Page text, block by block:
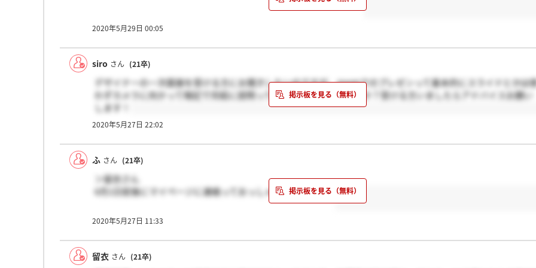
2020年5月29日 00:05
siro さん (21卒)
デザイナーの一次面接を受ける方にお聞きしたいのですが、zoomでのプレゼンって基本的にスライドとかは
わずカメラに向かって暗記で完結に説明って認識でよいのでしょうか？受ける方いましたらアドバイスお願い
します！
2020年5月27日 22:02
ふ さん (21卒)
＞留衣さん
6月1日前後にマイページに連絡っておっしゃってましたよ！
2020年5月27日 11:33
留衣 さん (21卒)